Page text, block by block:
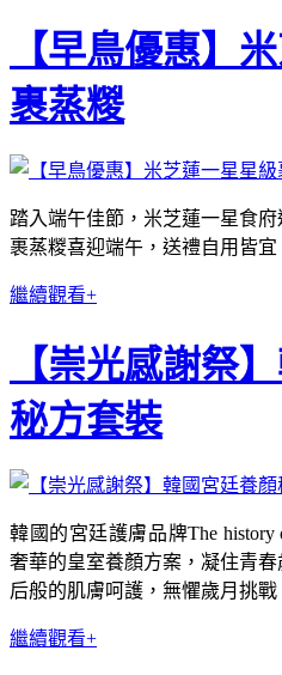
【早鳥優惠】
裹蒸糉
踏入端午佳節，米芝蓮一星食
裹蒸糉喜迎端午，送禮自用皆宜
繼續觀看+
【崇光感謝祭
秘方套裝
韓國的宮廷護膚品牌The
奢華的皇室養顏方案，凝住青
后般的肌膚呵護，無懼歲月挑戰
繼續觀看+